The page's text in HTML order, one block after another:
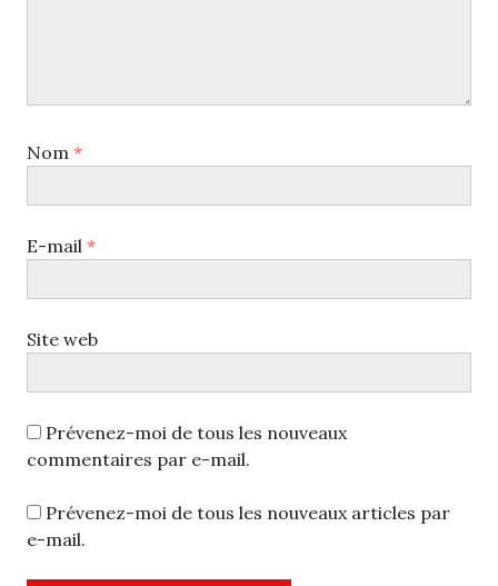
Nom *
E-mail *
Site web
Prévenez-moi de tous les nouveaux
commentaires par e-mail.
Prévenez-moi de tous les nouveaux articles par
e-mail.